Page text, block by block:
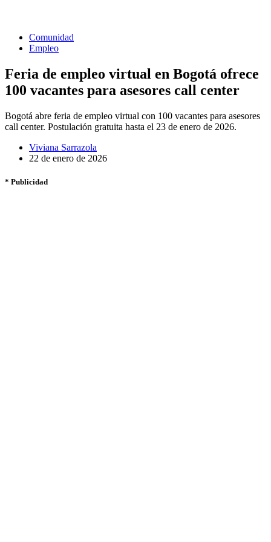
Comunidad
Empleo
Feria de empleo virtual en Bogotá ofrece
100 vacantes para asesores call center
Bogotá abre feria de empleo virtual con 100 vacantes para asesores
call center. Postulación gratuita hasta el 23 de enero de 2026.
Viviana Sarrazola
22 de enero de 2026
* Publicidad